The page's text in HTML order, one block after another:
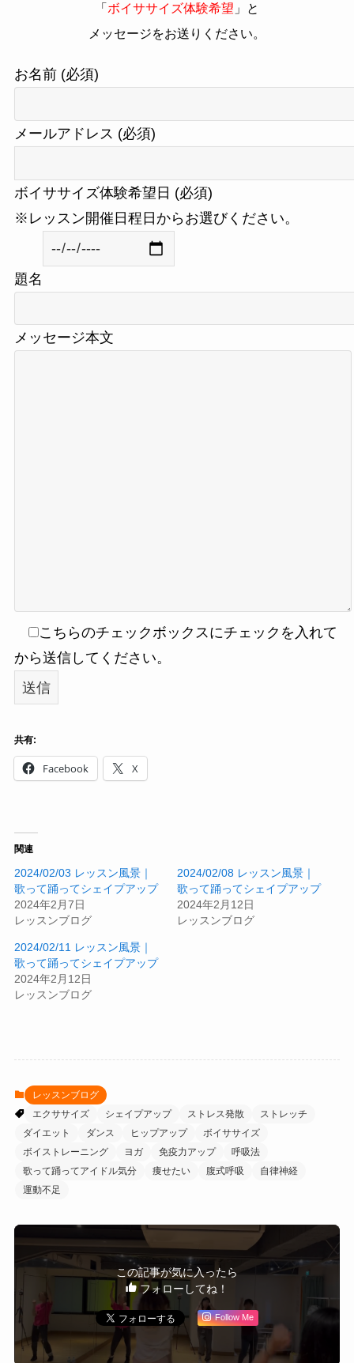
「 ボイササイズ体験希望 」と
メッセージをお送りください。
お名前 (必須)
メールアドレス (必須)
ボイササイズ体験希望日 (必須)
※レッスン開催日程日からお選びください。
題名
メッセージ本文
こちらのチェックボックスにチェックを入れて
から送信してください。
共有:
Facebook X
関連
2024/02/03 レッスン風景｜
歌って踊ってシェイプアップ
2024年2月7日
レッスンブログ
2024/02/08 レッスン風景｜
歌って踊ってシェイプアップ
2024年2月12日
レッスンブログ
2024/02/11 レッスン風景｜
歌って踊ってシェイプアップ
2024年2月12日
レッスンブログ
レッスンブログ
エクササイズ
シェイプアップ ストレス発散
ストレッチ
ダイエット
ダンス ヒップアップ
ボイササイズ
ボイストレーニング
ヨガ 免疫力アップ
呼吸法
歌って踊ってアイドル気分
痩せたい 腹式呼吸
自律神経
運動不足
この記事が気に入ったら
フォローしてね！
Follow Me